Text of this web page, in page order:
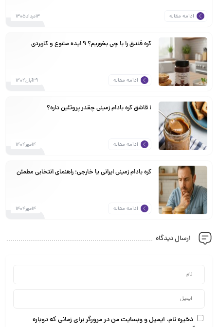
ادامه مقاله 14مرداد1405
کره فندق را با چی بخوریم؟ ۹ ایده متنوع و کاربردی
ادامه مقاله 29آبان1404
1 قاشق کره بادام زمینی چقدر پروتئین داره؟
ادامه مقاله 14مهر1404
کره بادام زمینی ایرانی یا خارجی؛ راهنمای انتخابی مطمئن
ادامه مقاله 14مهر1404
ارسال دیدگاه
ذخیره نام، ایمیل و وبسایت من در مرورگر برای زمانی که دوباره